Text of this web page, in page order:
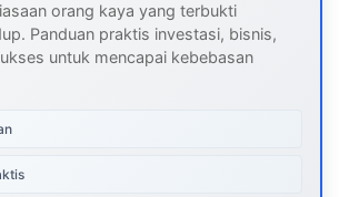
orang kaya yang terbukti
Panduan praktis investasi, bisnis,
untuk mencapai kebebasan